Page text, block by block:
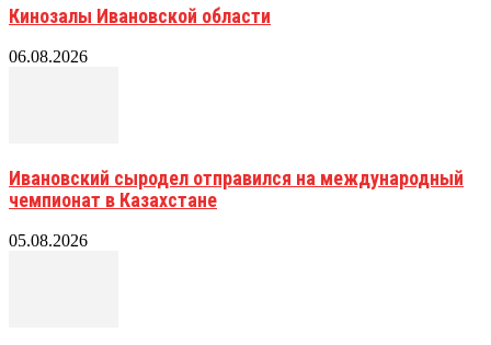
Кинозалы Ивановской области
06.08.2026
Ивановский сыродел отправился на международный
чемпионат в Казахстане
05.08.2026